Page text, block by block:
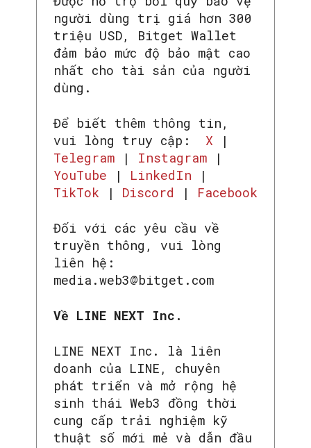
SEARCH...
người dùng trị giá hơn 300
triệu USD, Bitget Wallet
đảm bảo mức độ bảo mật cao
nhất cho tài sản của người
dùng.
Để biết thêm thông tin,
vui lòng truy cập:
X |
Telegram | Instagram |
YouTube | LinkedIn |
TikTok | Discord | Facebook
Đối với các yêu cầu về
truyền thông, vui lòng
liên hệ:
media.web3@bitget.com
Về LINE NEXT Inc.
LINE NEXT Inc. là liên
doanh của LINE, chuyên
phát triển và mở rộng hệ
sinh thái Web3 đồng thời
cung cấp trải nghiệm kỹ
thuật số mới mẻ và dẫn đầu